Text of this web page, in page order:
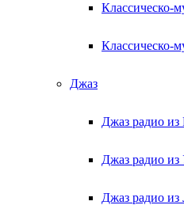
Классическо-
Классическо-
Джаз
Джаз радио из
Джаз радио
Джаз радио из